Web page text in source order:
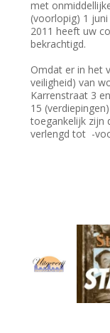
met
(voorlopig) 1
2011 heeft uw
bekrachtigd.
Omdat er in het
veiligheid) van
Karrenstraat 3
15
toegankelijk zijn
verlengd tot -